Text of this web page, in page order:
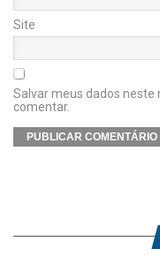
Site
Salvar meus dados neste
comentar.